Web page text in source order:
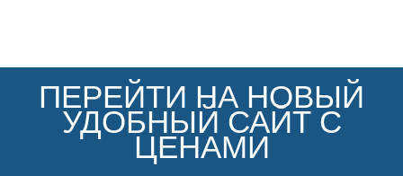
ПЕРЕЙТИ НА НОВЫЙ
УДОБНЫЙ САЙТ С
ЦЕНАМИ